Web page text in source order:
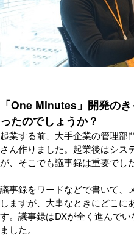
「One Minutes」開発の
ったのでしょうか？
起業する前、大手企業の管理部
さん作りました。起業後はシス
が、そこでも議事録は重要でした
議事録をワードなどで書いて、
しますが、大事なときにどこに
す。議事録はDXが全く進んで
ました。